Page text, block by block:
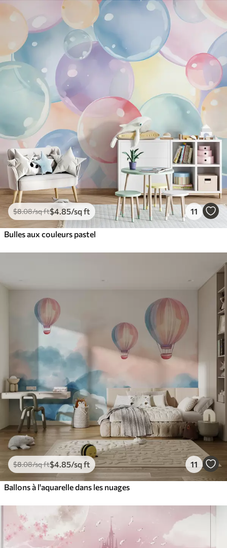
$8.08/sq ft$4 .85/sq ft 11
Bulles aux couleurs pastel
$8.08/sq ft$4 .85/sq ft 11
Ballons à l'aquarelle dans les nuages